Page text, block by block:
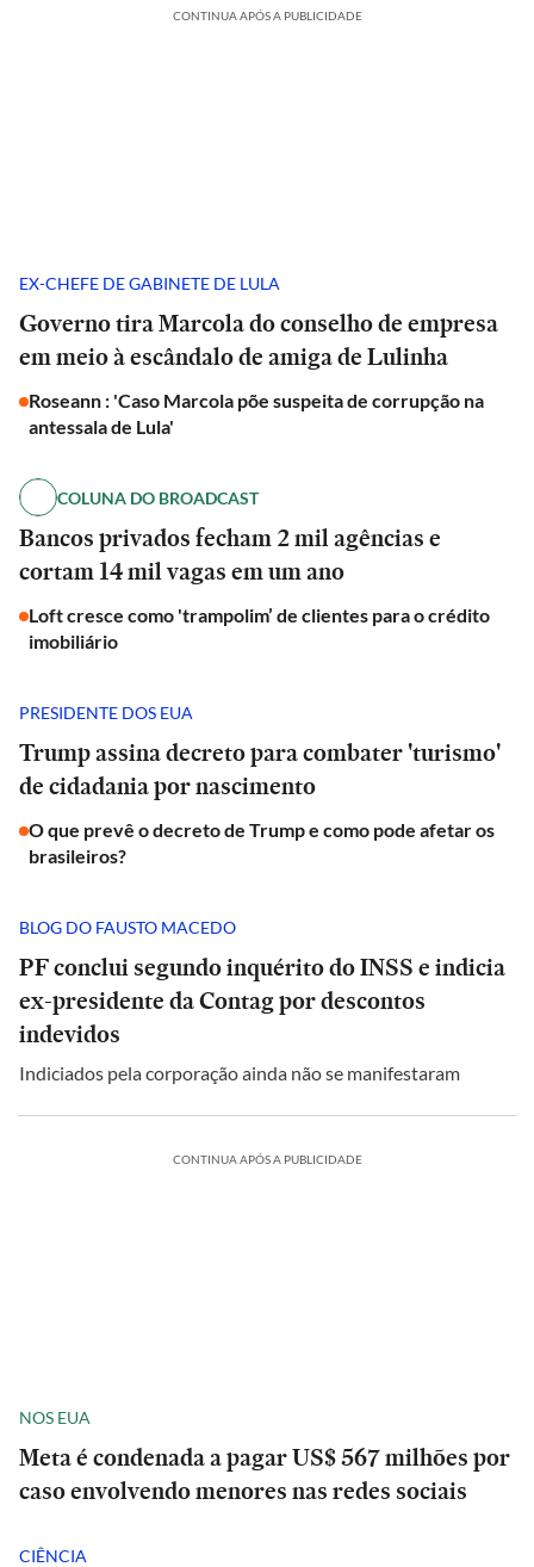
CONTINUA APÓS A PUBLICIDADE
EX-CHEFE DE GABINETE DE LULA
Governo tira Marcola do conselho de empresa
em meio à escândalo de amiga de Lulinha
Roseann : 'Caso Marcola põe suspeita de corrupção na
antessala de Lula'
COLUNA DO BROADCAST
Bancos privados fecham 2 mil agências e
cortam 14 mil vagas em um ano
Loft cresce como 'trampolim’ de clientes para o crédito
imobiliário
PRESIDENTE DOS EUA
Trump assina decreto para combater 'turismo'
de cidadania por nascimento
O que prevê o decreto de Trump e como pode afetar os
brasileiros?
BLOG DO FAUSTO MACEDO
PF conclui segundo inquérito do INSS e indicia
ex-presidente da Contag por descontos
indevidos
Indiciados pela corporação ainda não se manifestaram
CONTINUA APÓS A PUBLICIDADE
NOS EUA
Meta é condenada a pagar US$ 567 milhões por
caso envolvendo menores nas redes sociais
CIÊNCIA